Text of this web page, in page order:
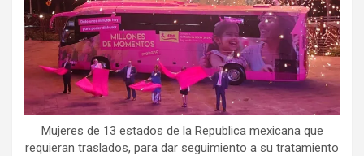
Mujeres de 13 estados de la Republica mexicana que
requieran traslados, para dar seguimiento a su tratamiento